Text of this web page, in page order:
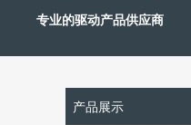
专业的驱动产品供应商
产品展示